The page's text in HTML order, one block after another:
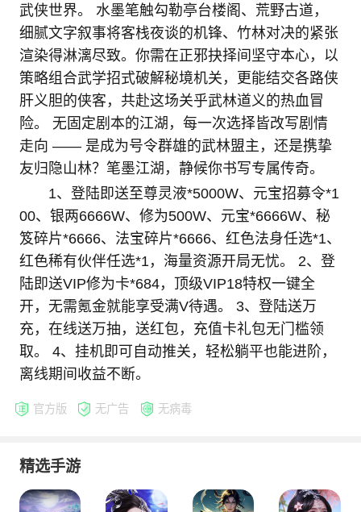
武侠世界。 水墨笔触勾勒亭台楼阁、荒野古道，
细腻文字叙事将客栈夜谈的机锋、竹林对决的紧张
渲染得淋漓尽致。你需在正邪抉择间坚守本心，以
策略组合武学招式破解秘境机关，更能结交各路侠
肝义胆的侠客，共赴这场关乎武林道义的热血冒
险。 无固定剧本的江湖，每一次选择皆改写剧情
走向 —— 是成为号令群雄的武林盟主，还是携挚
友归隐山林？笔墨江湖，静候你书写专属传奇。
1、登陆即送至尊灵液*5000W、元宝招募令*1
00、银两6666W、修为500W、元宝*6666W、秘
笈碎片*6666、法宝碎片*6666、红色法身任选*1、
红色稀有伙伴任选*1，海量资源开局无忧。 2、登
陆即送VIP修为卡*684，顶级VIP18特权一键全
开，无需氪金就能享受满V待遇。 3、登陆送万
充，在线送万抽，送红包，充值卡礼包无门槛领
取。 4、挂机即可自动推关，轻松躺平也能进阶，
离线期间收益不断。
官方版 无广告 无病毒
精选手游